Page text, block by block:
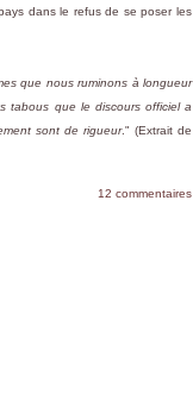
dans le refus de se poser les
que nous ruminons à longueur
tabous que le discours officiel a
sont de rigueur." (Extrait de
12 commentaires